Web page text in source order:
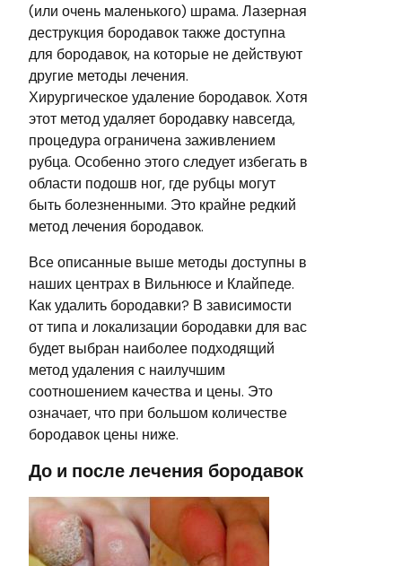
(или очень маленького) шрама. Лазерная
деструкция бородавок также доступна
для бородавок, на которые не действуют
другие методы лечения.
Хирургическое удаление бородавок. Хотя
этот метод удаляет бородавку навсегда,
процедура ограничена заживлением
рубца. Особенно этого следует избегать в
области подошв ног, где рубцы могут
быть болезненными. Это крайне редкий
метод лечения бородавок.
Все описанные выше методы доступны в
наших центрах в Вильнюсе и Клайпеде.
Как удалить бородавки? В зависимости
от типа и локализации бородавки для вас
будет выбран наиболее подходящий
метод удаления с наилучшим
соотношением качества и цены. Это
означает, что при большом количестве
бородавок цены ниже.
До и после лечения бородавок